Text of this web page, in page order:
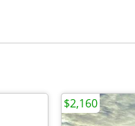
$2,160